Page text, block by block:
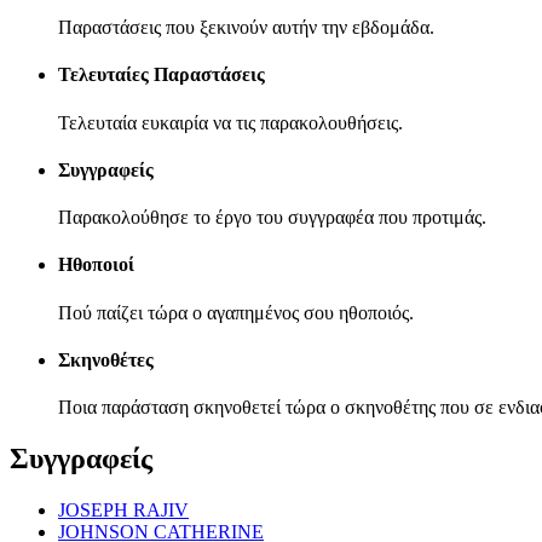
Παραστάσεις που ξεκινούν αυτήν την εβδομάδα.
Τελευταίες Παραστάσεις
Τελευταία ευκαιρία να τις παρακολουθήσεις.
Συγγραφείς
Παρακολούθησε το έργο του συγγραφέα που προτιμάς.
Ηθοποιοί
Πού παίζει τώρα ο αγαπημένος σου ηθοποιός.
Σκηνοθέτες
Ποια παράσταση σκηνοθετεί τώρα ο σκηνοθέτης που σε
Συγγραφείς
JOSEPH RAJIV
JOHNSON CATHERINE